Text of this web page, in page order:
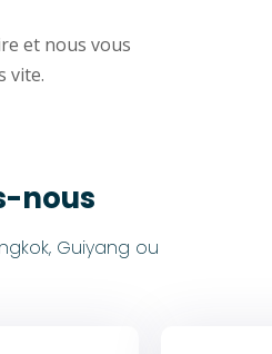
et nous vous
vite.
nous
Guiyang ou